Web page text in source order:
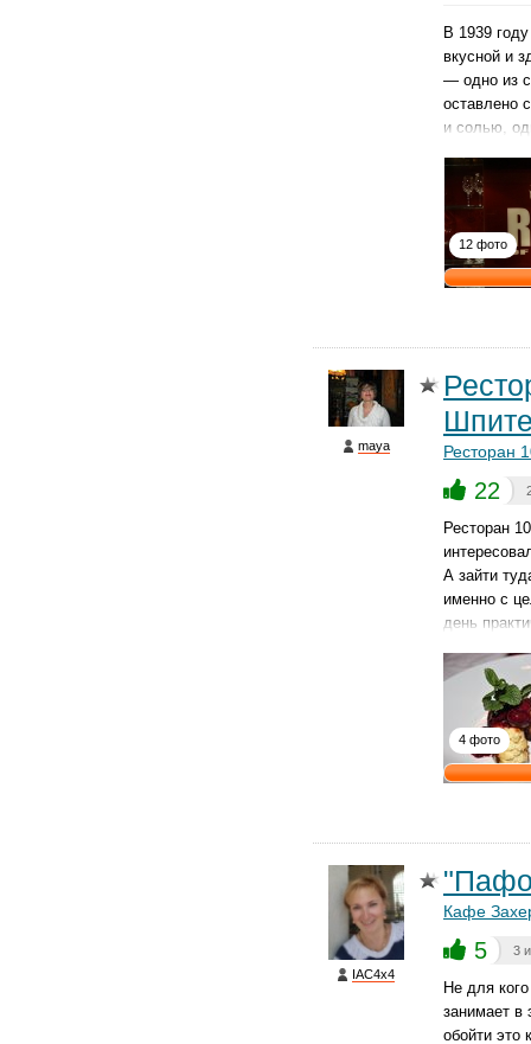
В 1939
вкусной и
— одно из
оставлено
и солью,
12 фото
maya Ресторан
22
Ресторан
А зайти
именно с
день
4 фото
IAC4x4
Кафе
5 3
Не для
занимает в
обойти это